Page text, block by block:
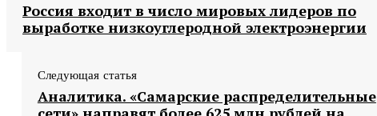
Россия входит в число мировых лидеров по
выработке низкоуглеродной электроэнергии
Следующая статья
Аналитика. «Самарские распределительные